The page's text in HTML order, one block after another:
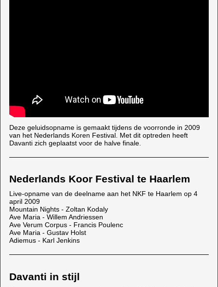
Deze geluidsopname is gemaakt tijdens de voorronde in 2009
van het Nederlands Koren Festival. Met dit optreden heeft
Davanti zich geplaatst voor de halve finale.
Nederlands Koor Festival te Haarlem
Live-opname van de deelname aan het NKF te Haarlem op 4
april 2009
Mountain Nights - Zoltan Kodaly
Ave Maria - Willem Andriessen
Ave Verum Corpus - Francis Poulenc
Ave Maria - Gustav Holst
Adiemus - Karl Jenkins
Davanti in stijl